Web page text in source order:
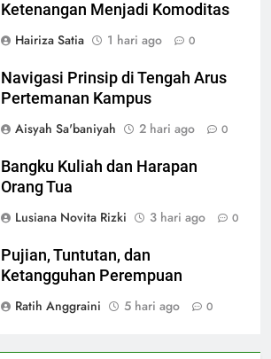
Ketenangan Menjadi Komoditas
Hairiza Satia
1 hari ago 0
Navigasi Prinsip di Tengah Arus
Pertemanan Kampus
Aisyah Sa'baniyah
2 hari ago 0
Bangku Kuliah dan Harapan
Orang Tua
Lusiana Novita Rizki
3 hari ago 0
Pujian, Tuntutan, dan
Ketangguhan Perempuan
Ratih Anggraini
5 hari ago 0